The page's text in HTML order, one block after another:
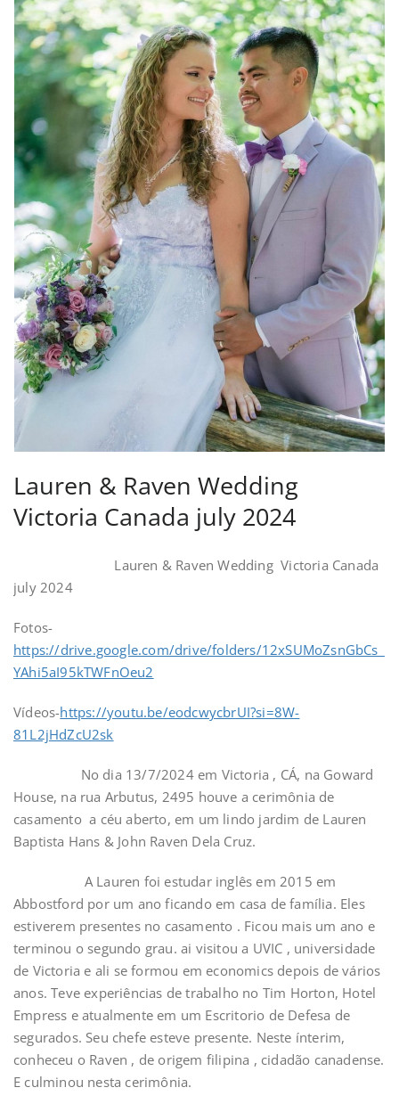
Lauren & Raven Wedding
Victoria Canada july 2024
Lauren & Raven Wedding Victoria Canada
july 2024
Fotos-
https://drive.google.com/drive/folders/12xSUMoZsnGbCs_
YAhi5aI95kTWFnOeu2
Vídeos-https://youtu.be/eodcwycbrUI?si=8W-
81L2jHdZcU2sk
No dia 13/7/2024 em Victoria , CÁ, na Goward
House, na rua Arbutus, 2495 houve a cerimônia de
casamento a céu aberto, em um lindo jardim de Lauren
Baptista Hans & John Raven Dela Cruz.
A Lauren foi estudar inglês em 2015 em
Abbostford por um ano ficando em casa de família. Eles
estiverem presentes no casamento . Ficou mais um ano e
terminou o segundo grau. ai visitou a UVIC , universidade
de Victoria e ali se formou em economics depois de vários
anos. Teve experiências de trabalho no Tim Horton, Hotel
Empress e atualmente em um Escritorio de Defesa de
segurados. Seu chefe esteve presente. Neste ínterim,
conheceu o Raven , de origem filipina , cidadão canadense.
E culminou nesta cerimônia.